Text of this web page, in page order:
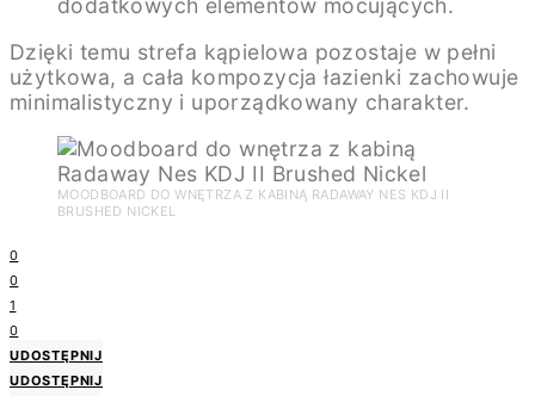
dodatkowych elementów mocujących.
Dzięki temu strefa kąpielowa pozostaje w pełni
użytkowa, a cała kompozycja łazienki zachowuje
minimalistyczny i uporządkowany charakter.
MOODBOARD DO WNĘTRZA Z KABINĄ RADAWAY NES KDJ II
BRUSHED NICKEL
0
0
1
0
UDOSTĘPNIJ
UDOSTĘPNIJ